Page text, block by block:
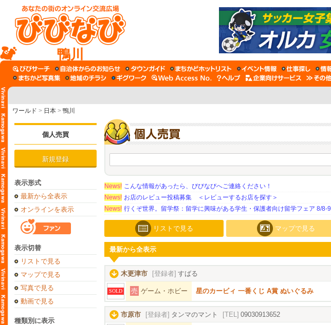
鴨川
ワールド > 日本 > 鴨川
個人売買
新規登録
表示形式
最新から全表示
オンラインを表示
表示切替
リストで見る
マップで見る
写真で見る
動画で見る
種類別に表示
News! こんな情報があったら、びびなびへご連絡ください！
News! お店のレビュー投稿募集 ＜レビューするお店を探す＞
News! 行くぞ世界。留学祭：留学に興味がある学生・保護者向け留学フェア 8/8-9
リストで見る マップで見る
最新から全表示
木更津市 [登録者] すばる
SOLD 売 ゲーム・ホビー 星のカービィ 一番くじ A賞 ぬいぐるみ
市原市 [登録者] タンマのマント [TEL] 09030913652